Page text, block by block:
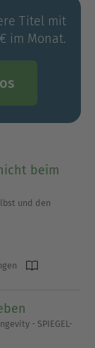
Titel mit
im Monat.
beim
und den
- SPIEGEL-